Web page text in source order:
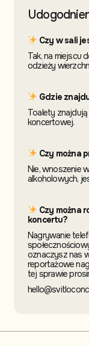
Czy w sali
Tak, na miejscu
odzieży
Gdzie
Toalety
koncertowej.
Czy można
Nie, wnoszenie
alkoholowych,
Czy można
koncertu?
Nagrywanie
oznaczysz nas
reportażowe
tej sprawie